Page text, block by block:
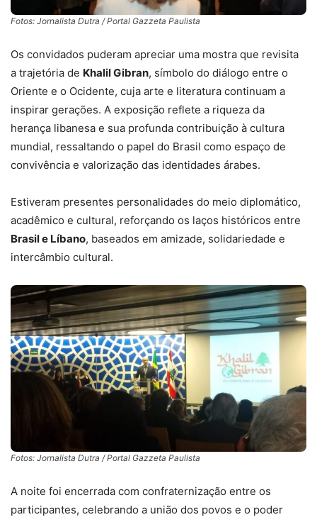
Fotos: Jornalista Dutra / Portal Gazzeta Paulista
Os convidados puderam apreciar uma mostra que revisita
a trajetória de Khalil Gibran, símbolo do diálogo entre o
Oriente e o Ocidente, cuja arte e literatura continuam a
inspirar gerações. A exposição reflete a riqueza da
herança libanesa e sua profunda contribuição à cultura
mundial, ressaltando o papel do Brasil como espaço de
convivência e valorização das identidades árabes.
Estiveram presentes personalidades do meio diplomático,
acadêmico e cultural, reforçando os laços históricos entre
Brasil e Líbano, baseados em amizade, solidariedade e
intercâmbio cultural.
Fotos: Jornalista Dutra / Portal Gazzeta Paulista
A noite foi encerrada com confraternização entre os
participantes, celebrando a união dos povos e o poder